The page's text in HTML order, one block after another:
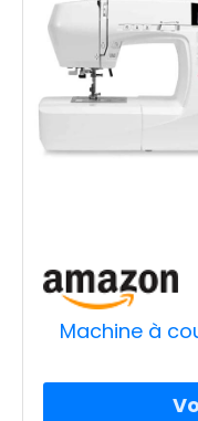
Machine à